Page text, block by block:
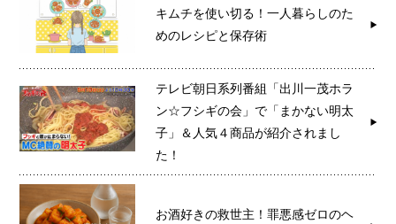
キムチを使い切る！一人暮らしのた
めのレシピと保存術
テレビ朝日系列番組「出川一茂ホラ
ン☆フシギの会」で「まかない明太
子」＆人気４商品が紹介されまし
た！
お酒好きの救世主！罪悪感ゼロのヘ